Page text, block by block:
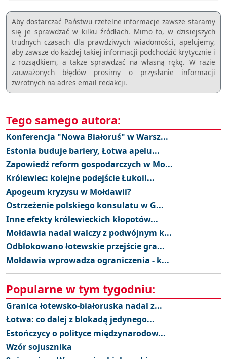
Aby dostarczać Państwu rzetelne informacje zawsze staramy
się je sprawdzać w kilku źródłach. Mimo to, w dzisiejszych
trudnych czasach dla prawdziwych wiadomości, apelujemy,
aby zawsze do każdej takiej informacji podchodzić krytycznie i
z rozsądkiem, a takze sprawdzać na własną rękę. W razie
zauważonych błędów prosimy o przysłanie informacji
zwrotnych na adres email redakcji.
Tego samego autora:
Konferencja "Nowa Białoruś" w Warsz...
Estonia buduje bariery, Łotwa apelu...
Zapowiedź reform gospodarczych w Mo...
Królewiec: kolejne podejście Łukoil...
Apogeum kryzysu w Mołdawii?
Ostrzeżenie polskiego konsulatu w G...
Inne efekty królewieckich kłopotów...
Mołdawia nadal walczy z podwójnym k...
Odblokowano łotewskie przejście gra...
Mołdawia wprowadza ograniczenia - k...
Popularne w tym tygodniu:
Granica łotewsko-białoruska nadal z...
Łotwa: co dalej z blokadą jedynego...
Estończycy o polityce międzynarodow...
Wzór sojusznika